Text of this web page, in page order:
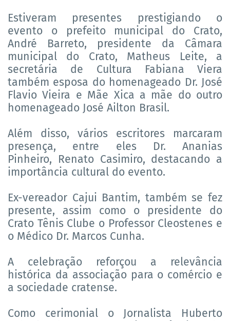
Estiveram presentes prestigiando o
evento o prefeito municipal do Crato,
André Barreto, presidente da Câmara
municipal do Crato, Matheus Leite, a
secretária de Cultura Fabiana Viera
também esposa do homenageado Dr. José
Flavio Vieira e Mãe Xica a mãe do outro
homenageado José Ailton Brasil.
Além disso, vários escritores marcaram
presença, entre eles Dr. Ananias
Pinheiro, Renato Casimiro, destacando a
importância cultural do evento.
Ex-vereador Cajui Bantim, também se fez
presente, assim como o presidente do
Crato Tênis Clube o Professor Cleostenes e
o Médico Dr. Marcos Cunha.
A celebração reforçou a relevância
histórica da associação para o comércio e
a sociedade cratense.
Como cerimonial o Jornalista Huberto